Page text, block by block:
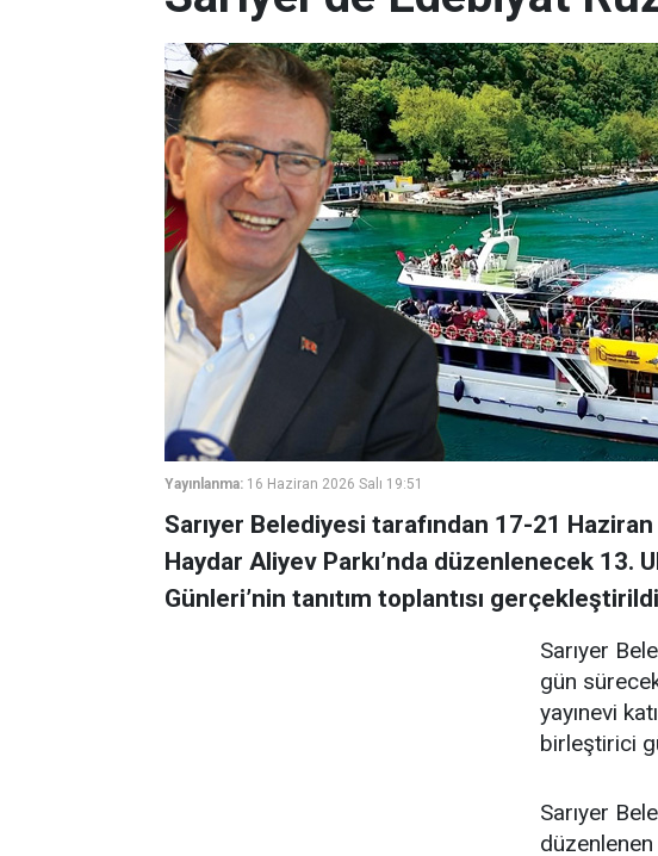
Yayınlanma: 16 Haziran 2026 Salı 19:51
Sarıyer Belediyesi tarafından 17-21
Haydar Aliyev Parkı’nda düzenlenecek 13.
Günleri’nin tanıtım toplantısı
Sarıyer
gün
yayınevi
birleştirici
Sarıyer
düzenlenen